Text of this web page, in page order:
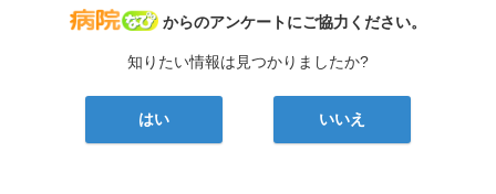
病院なび
からのアンケートにご協力ください。
知りたい情報は見つかりましたか?
はい いいえ